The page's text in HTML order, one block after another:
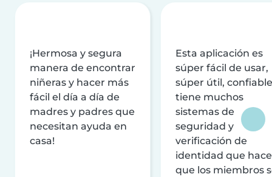
¡Hermosa y segura
manera de encontrar
niñeras y hacer más
fácil el día a día de
madres y padres que
necesitan ayuda en
casa!
Esta aplicación es
súper fácil de usar,
súper útil,
tiene muchos
sistemas de
seguridad y
verificación de
identidad que
que los miembros